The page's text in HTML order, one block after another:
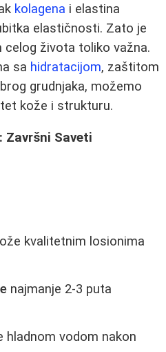
kolagena i elastina
elastičnosti. Zato je
celog života toliko važna.
sa hidratacijom, zaštitom
grudnjaka, možemo
kože i strukturu.
Završni Saveti
kvalitetnim losionima
najmanje 2-3 puta
hladnom vodom nakon